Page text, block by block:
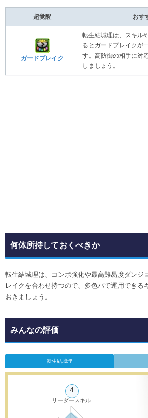
超覚醒 おす
ガードブレイク
転生結城理は、スキル
るとガードブレイクが
す。高防御の相手に対
しましょう。
何体所持しておくべきか
転生結城理は、コンボ強化や最高難易度ダンジ
レイクを合わせ持つので、多色パで運用できる
おきましょう。
みんなの評価
転生結城理
4
リーダースキル